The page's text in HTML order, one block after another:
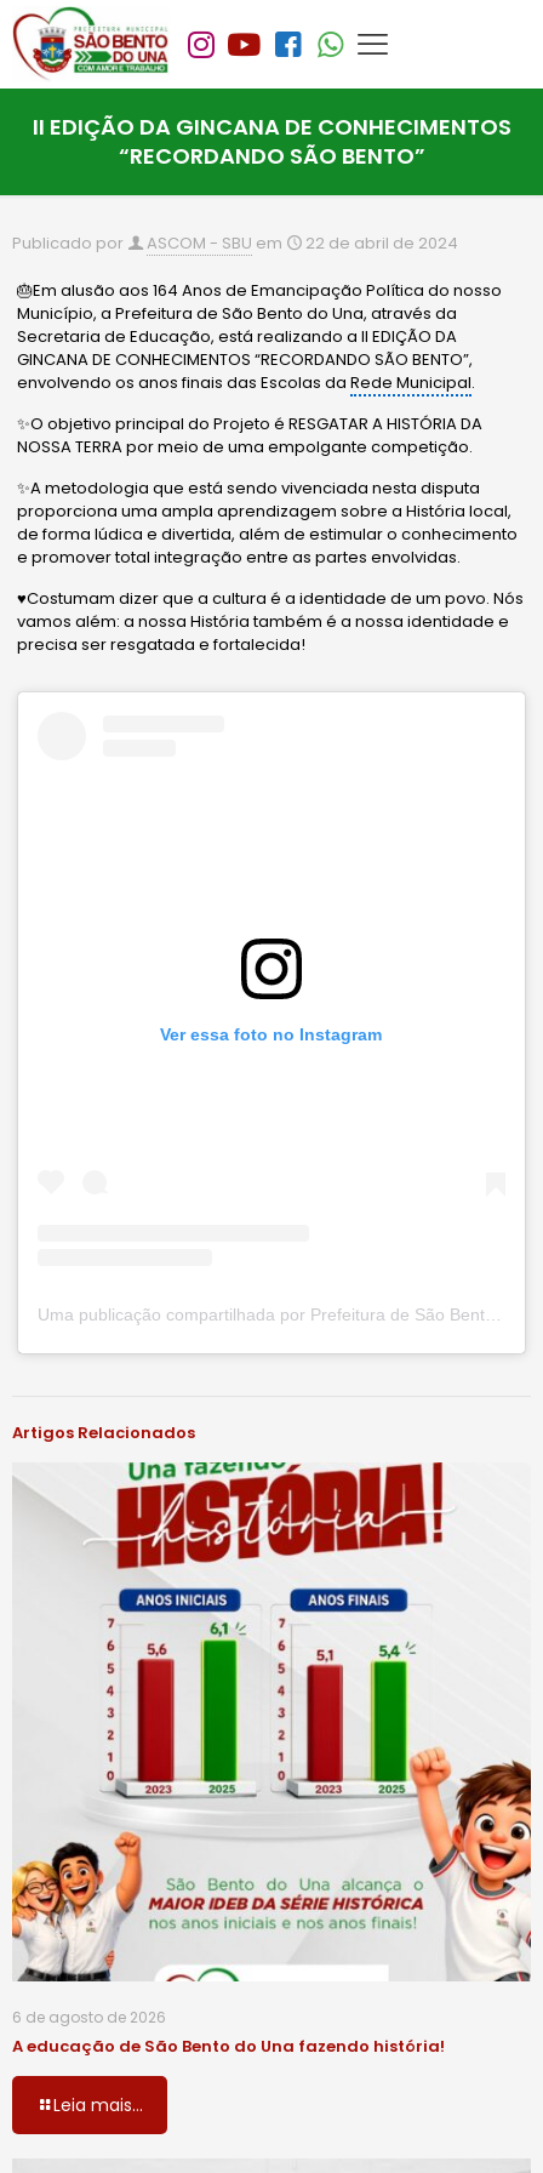
II EDIÇÃO DA GINCANA DE CONHECIMENTOS
“RECORDANDO SÃO BENTO”
Publicado por ASCOM - SBU em 22 de abril de 2024
🎂Em alusão aos 164 Anos de Emancipação Política do nosso
Município, a Prefeitura de São Bento do Una, através da
Secretaria de Educação, está realizando a II EDIÇÃO DA
GINCANA DE CONHECIMENTOS “RECORDANDO SÃO BENTO”,
envolvendo os anos finais das Escolas daRede Municipal.
✨O objetivo principal do Projeto é RESGATAR A HISTÓRIA DA
NOSSA TERRA por meio de uma empolgante competição.
✨A metodologia que está sendo vivenciada nesta disputa
proporciona uma ampla aprendizagem sobre a História local,
de forma lúdica e divertida, além de estimular o conhecimento
e promover total integração entre as partes envolvidas.
♥️Costumam dizer que a cultura é a identidade de um povo. Nós
vamos além: a nossa História também é a nossa identidade e
precisa ser resgatada e fortalecida!
Ver essa foto no Instagram
#notíciassbu
Artigos Relacionados
6 de agosto de 2026
A educação de São Bento do Una fazendo história!
Leia mais...